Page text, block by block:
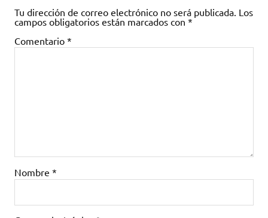
Tu dirección de correo electrónico no será publicada. Los
campos obligatorios están marcados con *
Comentario *
Nombre *